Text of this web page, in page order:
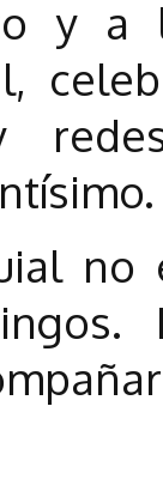
y a